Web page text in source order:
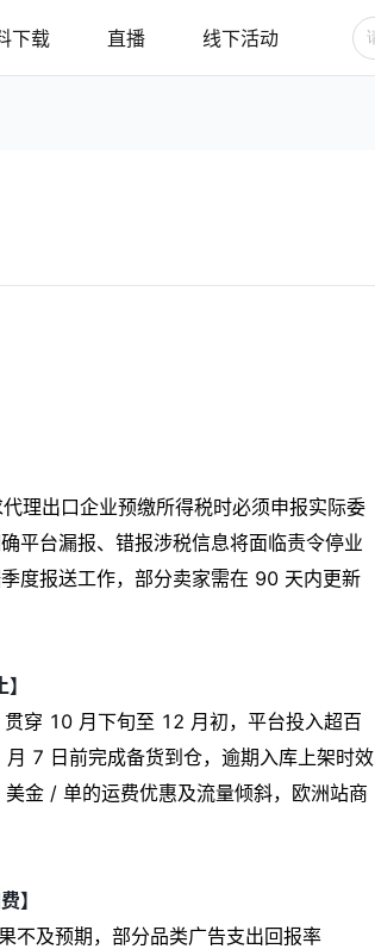
下载 直播 线下活动
理出口企业预缴所得税时必须申报实际委
平台漏报、错报涉税信息将面临责令停业
度报送工作，部分卖家需在 90 天内更新
穿 10 月下旬至 12 月初，平台投入超百
7 日前完成备货到仓，逾期入库上架时效
金 / 单的运费优惠及流量倾斜，欧洲站商
】
不及预期，部分品类广告支出回报率